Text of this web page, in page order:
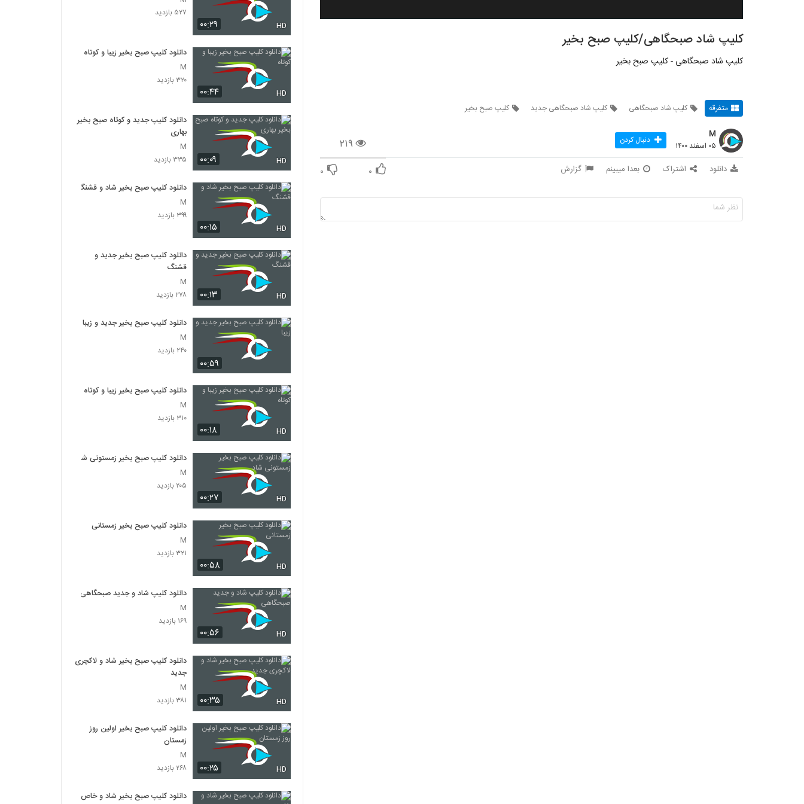
کلیپ شاد صبحگاهی/کلیپ صبح بخیر
کلیپ شاد صبحگاهی - کلیپ صبح بخیر
متفرقه کلیپ شاد صبحگاهی کلیپ شاد صبحگاهی جدید کلیپ صبح بخیر
۲۱۹
M
۰۵ اسفند ۱۴۰۰ دنبال کردن
دانلود اشتراک بعدا میبینم گزارش ۰ ۰
۰۰:۲۹ HD
۵۲۷ بازدید
۰۰:۴۴ HD
دانلود کلیپ صبح بخیر زیبا و کوتاه
M
۳۲۰ بازدید
۰۰:۰۹ HD
دانلود کلیپ جدید و کوتاه صبح بخیر
بهاری
M
۳۳۵ بازدید
۰۰:۱۵ HD
دانلود کلیپ صبح بخیر شاد و قشنگ
M
۳۹۹ بازدید
۰۰:۱۳ HD
دانلود کلیپ صبح بخیر جدید و
قشنگ
M
۲۷۸ بازدید
۰۰:۵۹
دانلود کلیپ صبح بخیر جدید و زیبا
M
۲۴۰ بازدید
۰۰:۱۸ HD
دانلود کلیپ صبح بخیر زیبا و کوتاه
M
۳۱۰ بازدید
۰۰:۲۷ HD
دانلود کلیپ صبح بخیر زمستونی شاد
M
۲۰۵ بازدید
۰۰:۵۸ HD
دانلود کلیپ صبح بخیر زمستانی
M
۳۲۱ بازدید
۰۰:۵۶ HD
دانلود کلیپ شاد و جدید صبحگاهی
M
۱۶۹ بازدید
۰۰:۳۵ HD
دانلود کلیپ صبح بخیر شاد و لاکچری
جدید
M
۳۸۱ بازدید
۰۰:۲۵ HD
دانلود کلیپ صبح بخیر اولین روز
زمستان
M
۲۶۸ بازدید
دانلود کلیپ صبح بخیر شاد و خاص